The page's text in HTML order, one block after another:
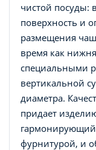
чистой посуды:
поверхность и
размещения
время как
специальными
вертикальной
диаметра.
придает
фурнитурой, и